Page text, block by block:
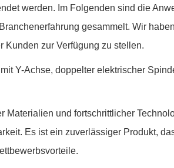
werden. Im Folgenden sind die
gesammelt. Wir
zur Verfügung zu stellen.
und fortschrittlicher
Es ist ein zuverlässiger Produkt,